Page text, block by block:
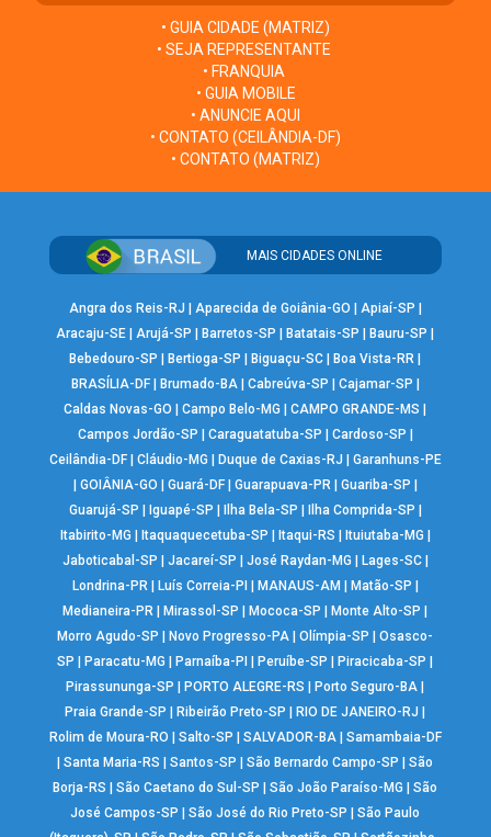
• GUIA CIDADE (MATRIZ)
• SEJA REPRESENTANTE
• FRANQUIA
• GUIA MOBILE
• ANUNCIE AQUI
• CONTATO (CEILÂNDIA-DF)
• CONTATO (MATRIZ)
MAIS CIDADES ONLINE
Angra dos Reis-RJ Aparecida de Goiânia-GO Apiaí-SP
Aracaju-SE |Arujá-SP Barretos-SP Batatais-SP Bauru-SP
Bebedouro-SP
Bertioga-SP Biguaçu-SC Boa Vista-RR
BRASÍLIA-DF| Brumado-BA| Cabreúva-SP Cajamar-SP
Caldas Novas-GO
|Campo Belo-MG |CAMPO GRANDE-MS
Campos Jordão-SP
Caraguatatuba-SP Cardoso-SP
Ceilândia-DF| Cláudio-MG Duque de Caxias-RJ
Garanhuns-PE
GOIÂNIA-GO Guará-DF| Guarapuava-PR| Guariba-SP
Guarujá-SP
Iguapé-SP Ilha Bela-SP Ilha Comprida-SP
Itabirito-MG
Itaquaquecetuba-SP Itaqui-RS Ituiutaba-MG
Jaboticabal-SP
Jacareí-SP José Raydan-MG Lages-SC|
Londrina-PR| Luís Correia-PI MANAUS-AM Matão-SP
Medianeira-PR
Mirassol-SP Mococa-SP Monte Alto-SP
Morro Agudo-SP
Novo Progresso-PA |Olímpia-SP |Osasco-
SP
Paracatu-MG Parnaíba-PI Peruíbe-SP Piracicaba-SP
Pirassununga-SP
PORTO ALEGRE-RS Porto Seguro-BA
Praia Grande-SP
Ribeirão Preto-SP RIO DE JANEIRO-RJ
Rolim de Moura-RO
Salto-SP SALVADOR-BA| Samambaia-DF
|Santa Maria-RS |Santos-SP |São Bernardo Campo-SP |São
Borja-RS
|São Caetano do Sul-SP |São João Paraíso-MG |São
José Campos-SP
|São José do Rio Preto-SP |São Paulo